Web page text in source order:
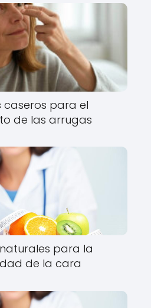
caseros para el
de las arrugas
para la
de la cara